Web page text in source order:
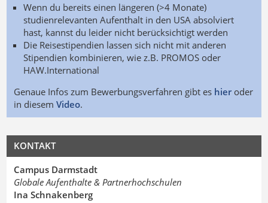
Wenn du bereits einen längeren (>4 Monate)
studienrelevanten Aufenthalt in den USA absolviert
hast, kannst du leider nicht berücksichtigt werden
Die Reisestipendien lassen sich nicht mit anderen
Stipendien kombinieren, wie z.B. PROMOS oder
HAW.International
Genaue Infos zum Bewerbungsverfahren gibt es hieroder
in diesem Video.
KONTAKT
Campus Darmstadt
Globale Aufenthalte & Partnerhochschulen
Ina Schnakenberg